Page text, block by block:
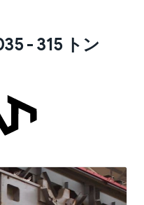
- 315 トン